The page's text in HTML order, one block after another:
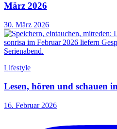
März 2026
30. März 2026
Lifestyle
Lesen, hören und schauen
16. Februar 2026